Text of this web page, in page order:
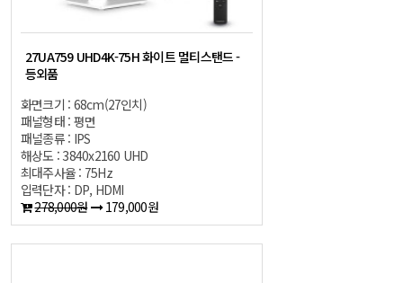
27UA759 UHD4K-75H 화이트 멀티스탠드 -
등외품
화면크기 : 68cm(27인치)
패널형태 : 평면
패널종류 : IPS
해상도 : 3840x2160 UHD
최대주사율 : 75Hz
입력단자 : DP, HDMI
278,000원
179,000원